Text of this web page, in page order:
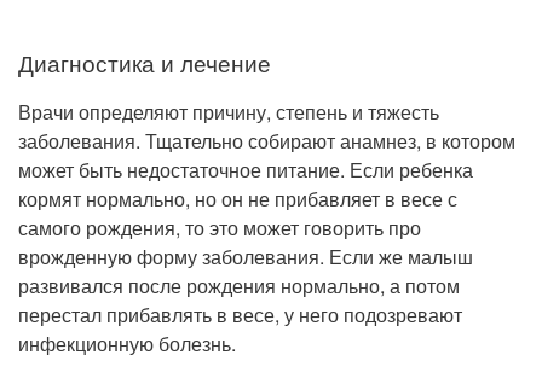
Диагностика и лечение
Врачи определяют причину, степень и тяжесть
заболевания. Тщательно собирают анамнез, в котором
может быть недостаточное питание. Если ребенка
кормят нормально, но он не прибавляет в весе с
самого рождения, то это может говорить про
врожденную форму заболевания. Если же малыш
развивался после рождения нормально, а потом
перестал прибавлять в весе, у него подозревают
инфекционную болезнь.